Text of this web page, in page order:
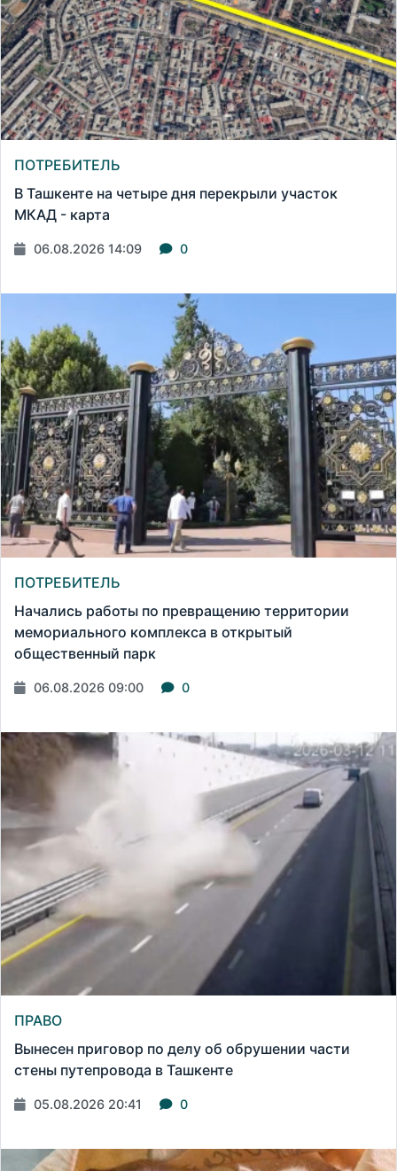
ПОТРЕБИТЕЛЬ
В Ташкенте на четыре дня перекрыли участок
МКАД - карта
06.08.2026 14:09 0
ПОТРЕБИТЕЛЬ
Начались работы по превращению территории
мемориального комплекса в открытый
общественный парк
06.08.2026 09:00 0
ПРАВО
Вынесен приговор по делу об обрушении части
стены путепровода в Ташкенте
05.08.2026 20:41 0